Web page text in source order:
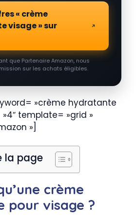
« crème
visage » sur
que Partenaire Amazon, nous
sur les achats éligibles.
»crème hydratante
template= »grid »
»]
la page
crème
pour visage ?